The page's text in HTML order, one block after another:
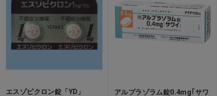
エスゾピクロン錠「YD」
アルプラゾラム錠0.4mg｢サワ